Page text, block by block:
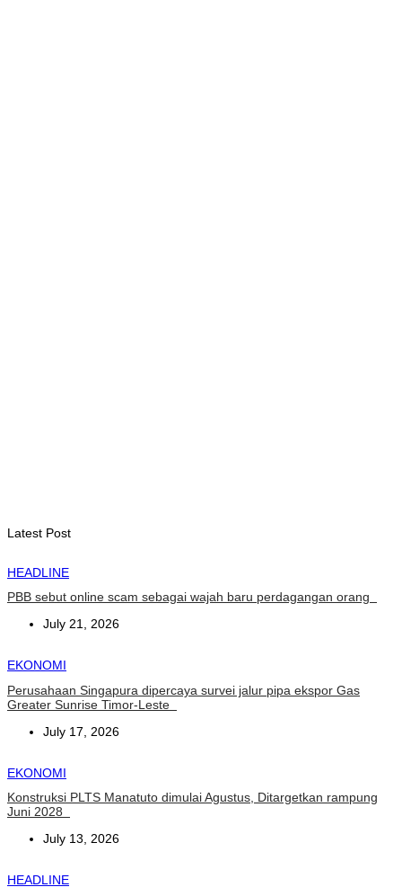
Latest Post
HEADLINE
PBB sebut online scam sebagai wajah baru perdagangan orang
July 21, 2026
EKONOMI
Perusahaan Singapura dipercaya survei jalur pipa ekspor Gas
Greater Sunrise Timor-Leste
July 17, 2026
EKONOMI
Konstruksi PLTS Manatuto dimulai Agustus, Ditargetkan rampung
Juni 2028
July 13, 2026
HEADLINE